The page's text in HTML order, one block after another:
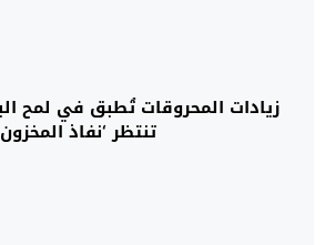
زيادات المحروقات تُطبق في لمح
تنتظر ‘نفاذ